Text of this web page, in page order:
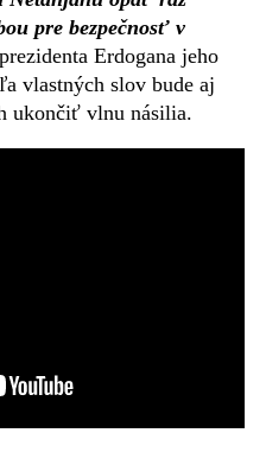
pre bezpečnosť v
Erdogana jeho
vlastných slov bude aj
ukončiť vlnu násilia.